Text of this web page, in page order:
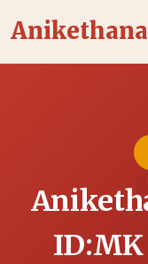
toAnikethana
ID:MK